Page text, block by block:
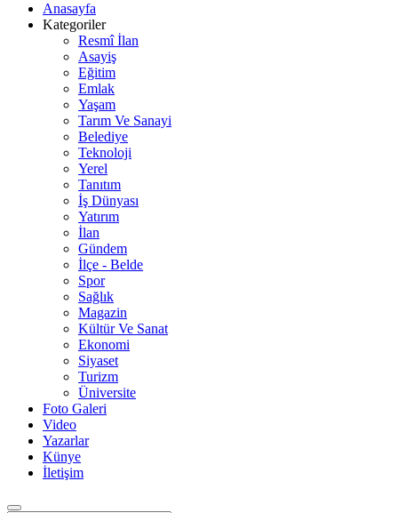
Anasayfa
Kategoriler
Resmî İlan
Asayiş
Eğitim
Emlak
Yaşam
Tarım Ve Sanayi
Belediye
Teknoloji
Yerel
Tanıtım
İş Dünyası
Yatırım
İlan
Gündem
İlçe - Belde
Spor
Sağlık
Magazin
Kültür Ve Sanat
Ekonomi
Siyaset
Turizm
Üniversite
Foto Galeri
Video
Yazarlar
Künye
İletişim